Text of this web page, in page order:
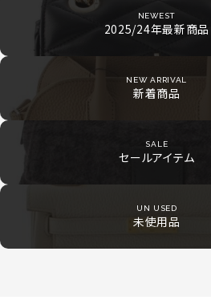
NEWEST
2025/24年最新商品
NEW ARRIVAL
新着商品
SALE
セールアイテム
UN USED
未使用品